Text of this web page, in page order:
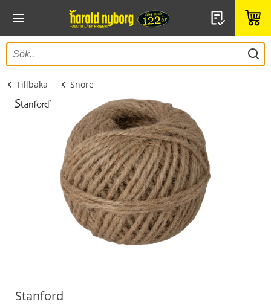
Tillbaka Snöre
Stanford